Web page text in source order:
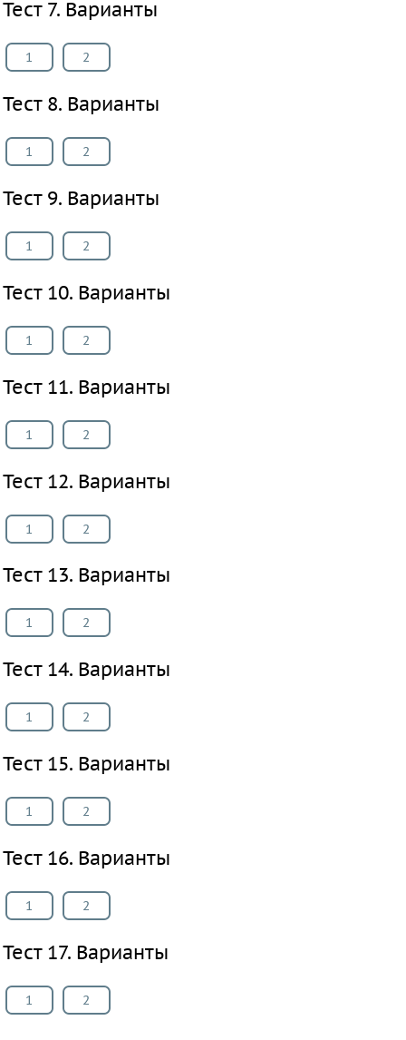
Литература
Обществознание
Черчение
Экология
Испанский
язык
Искусство
язык
Казахский
язык
Физкультура
ВИДЕОРЕШЕНИЯ
Тест 7. Варианты
1 2
Тест 8. Варианты
1 2
Тест 9. Варианты
1 2
Тест 10. Варианты
1 2
Тест 11. Варианты
1 2
Тест 12. Варианты
1 2
Тест 13. Варианты
1 2
Тест 14. Варианты
1 2
Тест 15. Варианты
1 2
Тест 16. Варианты
1 2
Тест 17. Варианты
1 2